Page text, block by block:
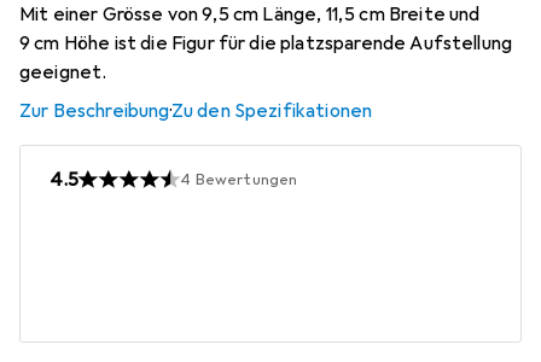
Mit einer Grösse von 9,5 cm Länge, 11,5 cm Breite und
9 cm Höhe ist die Figur für die platzsparende Aufstellung
geeignet.
Zur Beschreibung·Zu den Spezifikationen
4.5 4 Bewertungen